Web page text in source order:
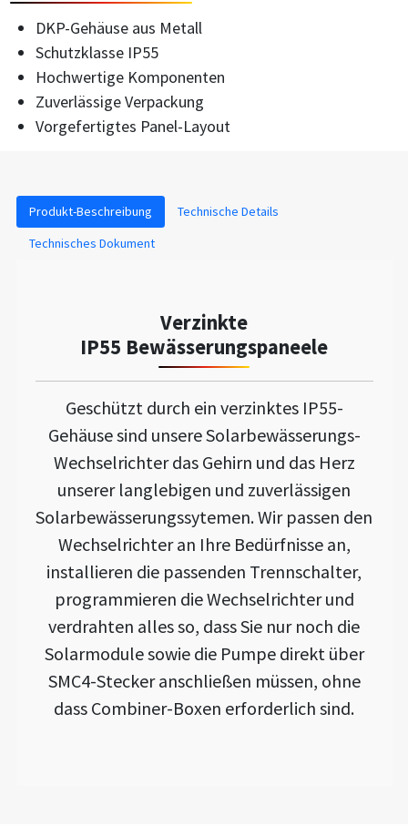
DKP-Gehäuse aus Metall
Schutzklasse IP55
Hochwertige Komponenten
Zuverlässige Verpackung
Vorgefertigtes Panel-Layout
Produkt-Beschreibung
Technische Details
Technisches Dokument
Verzinkte
IP55 Bewässerungspaneele
Geschützt durch ein verzinktes IP55-
Gehäuse sind unsere Solarbewässerungs-
Wechselrichter das Gehirn und das Herz
unserer langlebigen und zuverlässigen
Solarbewässerungssytemen. Wir passen den
Wechselrichter an Ihre Bedürfnisse an,
installieren die passenden Trennschalter,
programmieren die Wechselrichter und
verdrahten alles so, dass Sie nur noch die
Solarmodule sowie die Pumpe direkt über
SMC4-Stecker anschließen müssen, ohne
dass Combiner-Boxen erforderlich sind.